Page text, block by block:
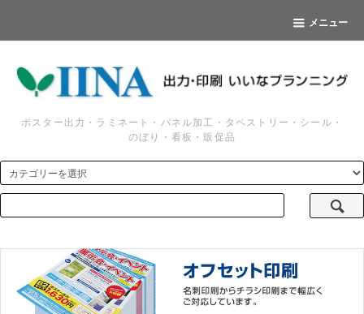
メニュー
ポスター出力・ラミネート・パネル加工・タペストリー・シール・
のぼり・看板・販促品